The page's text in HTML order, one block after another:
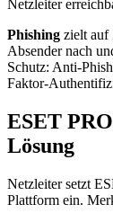
Netzleiter
Phishing zielt auf
Absender nach
Schutz: Anti-
Faktor-
ESET
Lösung
Netzleiter setzt
Plattform ein.